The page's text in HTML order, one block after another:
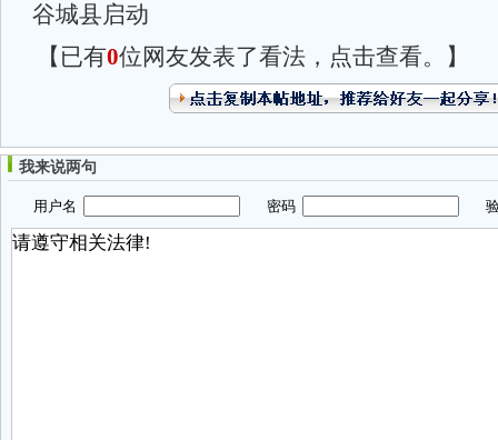
谷城县启动
【已有0位网友发表了看法，点击查看。】
我来说两句
用户名 密码 验